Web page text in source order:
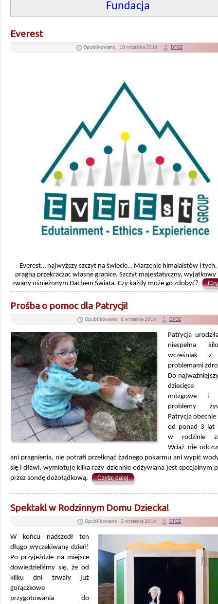
Fundacja
Everest
Opublikowano 18 września 2016 DFOZ
Everest… najwyższy szczyt na świecie… Marzenie himalaistów i
pragną przekraczać własne granice. Szczyt majestatyczny, wyjątkowy
zwany ośnieżonym Dachem Świata. Czy każdy może go zdobyć?
Prośba o pomoc dla Patrycji!
Opublikowano 6 września 2016 DFOZ
Patrycja
niespełna
wcześniak z
problemami
Do
dziecięce
mózgowe i
problemy
Patrycja obecnie
od ponad 3 lat
w rodzinie
Wciąż nie
ani pragnienia, nie potrafi przełknąć żadnego pokarmu ani wypić
się i dławi, wymiotuje kilka razy dziennie odżywiana jest specjalnym
przez sondę dożołądkową.
Czytaj dalej
Spektakl w Rodzinnym Domu Dziecka!
Opublikowano 2 września 2016 DFOZ
W końcu nadszedł ten
długo wyczekiwany dzień!
Po przyjeździe na miejsce
dowiedzieliśmy się, że od
kilku dni trwały już
gorączkowe
przygotowania do